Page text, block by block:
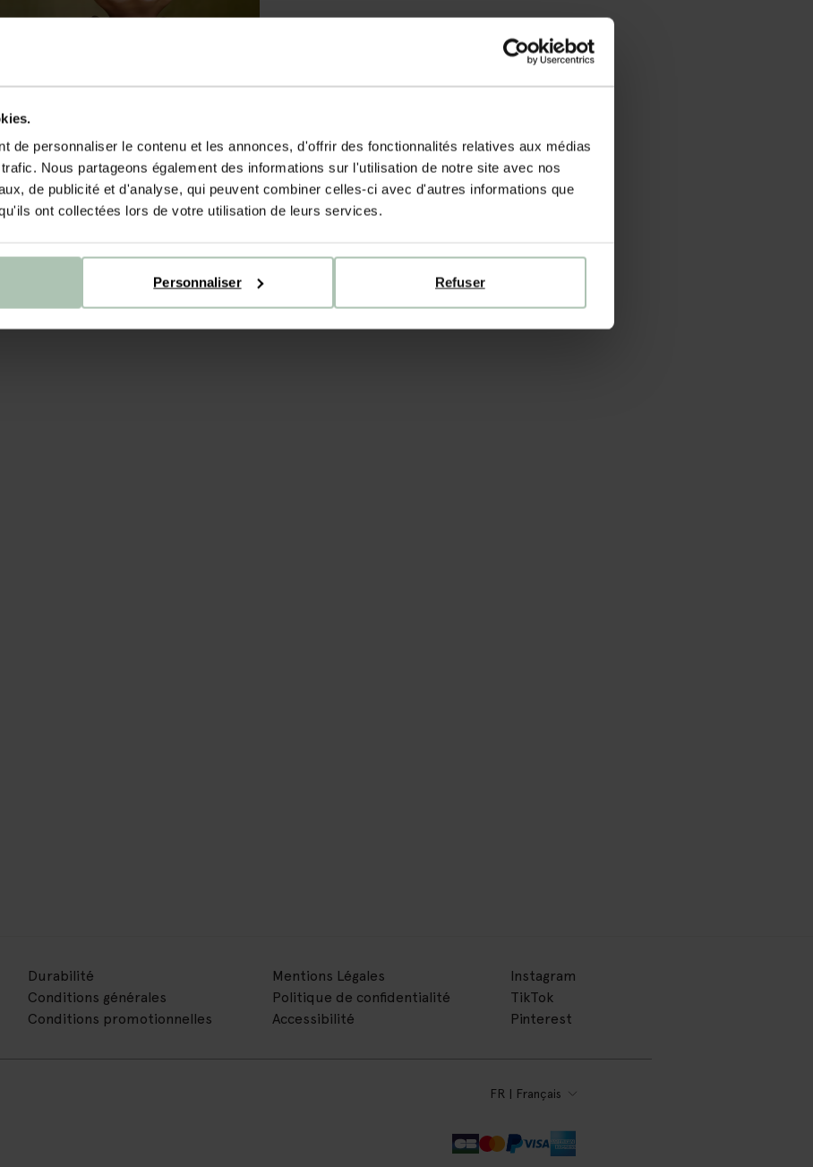
de personnaliser le contenu et les annonces, d'offrir des fonctionnalités relatives aux médias
Nous partageons également des informations sur l'utilisation de notre site avec nos
de publicité et d'analyse, qui peuvent combiner celles-ci avec d'autres informations que
ont collectées lors de votre utilisation de leurs services.
Refuser
Personnaliser
Durabilité
Conditions générales
Conditions promotionnelles
Mentions Légales
Politique de confidentialité
Accessibilité
Instagram
TikTok
Pinterest
FR | Français